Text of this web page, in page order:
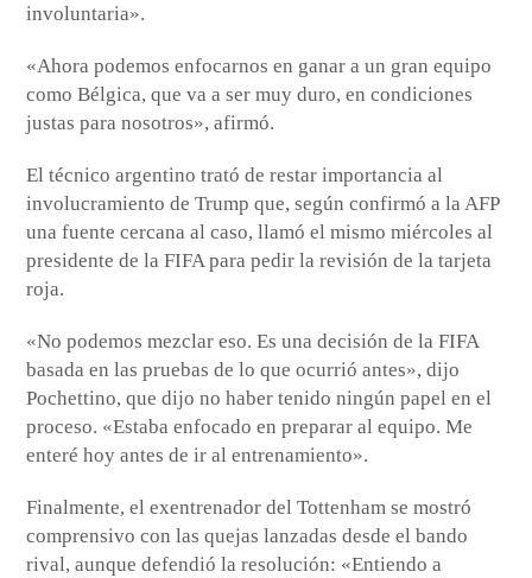
involuntaria».
«Ahora podemos enfocarnos en ganar a un gran equipo
como Bélgica, que va a ser muy duro, en condiciones
justas para nosotros», afirmó.
El técnico argentino trató de restar importancia al
involucramiento de Trump que, según confirmó a la AFP
una fuente cercana al caso, llamó el mismo miércoles al
presidente de la FIFA para pedir la revisión de la tarjeta
roja.
«No podemos mezclar eso. Es una decisión de la FIFA
basada en las pruebas de lo que ocurrió antes», dijo
Pochettino, que dijo no haber tenido ningún papel en el
proceso. «Estaba enfocado en preparar al equipo. Me
enteré hoy antes de ir al entrenamiento».
Finalmente, el exentrenador del Tottenham se mostró
comprensivo con las quejas lanzadas desde el bando
rival, aunque defendió la resolución: «Entiendo a